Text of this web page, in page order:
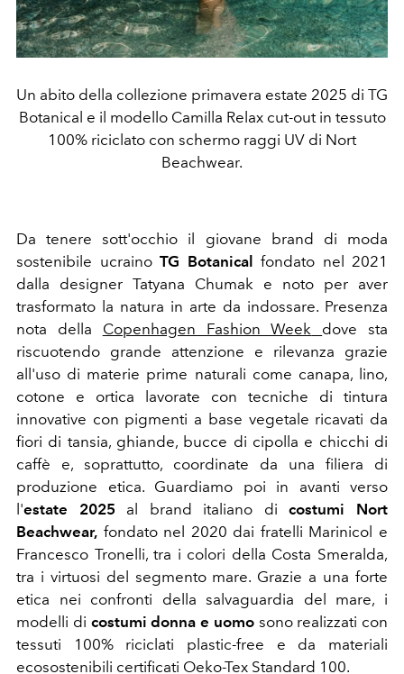
Un abito della collezione primavera estate 2025 di TG
Botanical e il modello Camilla Relax cut-out in tessuto
100% riciclato con schermo raggi UV di Nort
Beachwear.
Da tenere sott'occhio il giovane brand di moda
sostenibile ucrainoTG Botanical
fondato nel 2021
dalla designer Tatyana Chumak e noto per aver
trasformato la natura in arte da indossare. Presenza
nota della Copenhagen Fashion Week
dove sta
riscuotendo grande attenzione e rilevanza grazie
al l'uso di materie prime naturali come canapa, lino,
cotone e ortica lavorate con tecniche di tintura
innovative con pigmenti a base vegetale ricavati da
fiori di tansia, ghiande, bucce di cipolla e chicchi di
caffè e, soprattutto, coordinate da una filiera di
produzione etica. Guardiamo poi in avanti verso
l'estate 2025 al brand italiano dicostumi Nort
Beachwear, fondato nel 2020 dai fratelli Marinicol e
Francesco Tronelli, tra i colori della Costa Smeralda,
tra i virtuosi del segmento mare. Grazie a una forte
etica nei confronti della salvaguardia del mare, i
modelli di costumi donna e uomosono realizzati con
tessuti 100% riciclati plastic-free e da materiali
ecosostenibili certificati Oeko-Tex Standard 100.